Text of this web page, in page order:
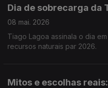
Dia de sobrecarga da
08 mai. 2026
Tiago Lagoa assinala o dia
recursos naturais par 2026.
Mitos e escolhas